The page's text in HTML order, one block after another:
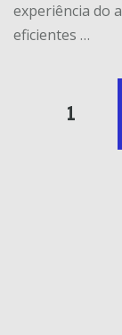
experiência do
eficientes …
1